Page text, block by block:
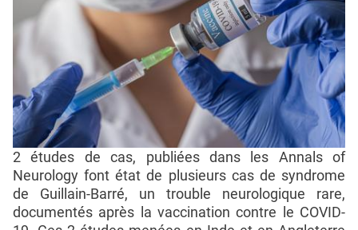
2 études de cas, publiées dans les Annals of
Neurology font état de plusieurs cas de syndrome
de Guillain-Barré, un trouble neurologique rare,
documentés après la vaccination contre le COVID-